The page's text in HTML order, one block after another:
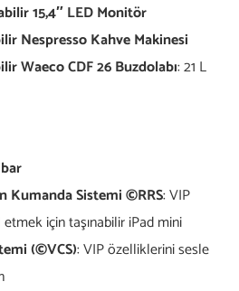
15,4″ LED Monitör
Nespresso Kahve Makinesi
Waeco CDF 26 Buzdolabı: 21 L
Kumanda Sistemi ©RRS: VIP
için taşınabilir iPad mini
(©VCS): VIP özelliklerini sesle